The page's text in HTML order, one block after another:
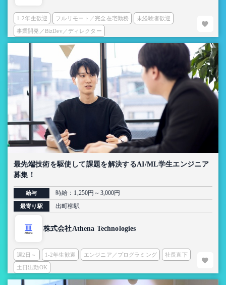
1-2年生歓迎 フルリモート／完全在宅勤務 未経験者歓迎
事業開発／BizDev／ディレクター
最先端技術を駆使して課題を解決するAI/ML学生エンジニア
募集！
給与 時給：1,250円～3,000円
最寄り駅 出町柳駅
株式会社Athena Technologies
週2日～ 1-2年生歓迎 エンジニア／プログラミング 社長直下
土日出勤OK